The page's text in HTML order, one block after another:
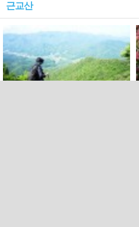
근교산